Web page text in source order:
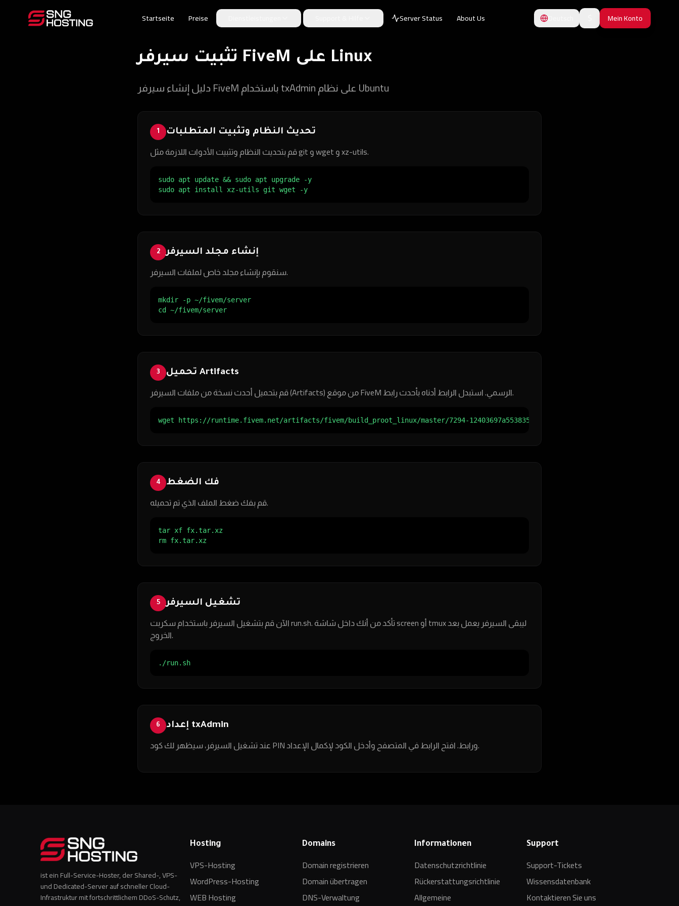
Startseite Preise Server Status About Us Mein Konto
تثبيت سيرفر FiveM على Linux
دليل إنشاء سيرفر FiveM باستخدام txAdmin على نظام Ubuntu
1 تحديث النظام وتثبيت المتطلبات
قم بتحديث النظام وتثبيت الأدوات اللازمة مثل git و wget و xz-utils.
sudo apt update && sudo apt upgrade -y
sudo apt install xz-utils git wget -y
2 إنشاء مجلد السيرفر
سنقوم بإنشاء مجلد خاص لملفات السيرفر.
mkdir -p ~/fivem/server
cd ~/fivem/server
3 تحميل Artifacts
قم بتحميل أحدث نسخة من ملفات السيرفر (Artifacts) من موقع FiveM الرسمي. استبدل الرابط أدناه بأحدث رابط.
wget https://runtime.fivem.net/artifacts/fivem/build_proot_linux/master/7294-12403697a5538356943806026823528828352328/fx.tar.xz
4 فك الضغط
قم بفك ضغط الملف الذي تم تحميله.
tar xf fx.tar.xz
rm fx.tar.xz
5 تشغيل السيرفر
الآن قم بتشغيل السيرفر باستخدام سكربت run.sh. تأكد من أنك داخل شاشة screen أو tmux ليبقى السيرفر يعمل بعد
الخروج.
./run.sh
6 إعداد txAdmin
عند تشغيل السيرفر، سيظهر لك كود PIN ورابط. افتح الرابط في المتصفح وأدخل الكود لإكمال الإعداد.
ist ein Full-Service-Hoster, der Shared-, VPS-
und Dedicated-Server auf schneller Cloud-
Infrastruktur mit fortschrittlichem DDoS-Schutz,
Hosting
VPS-Hosting
WordPress-Hosting
WEB Hosting
Domains
Domain registrieren
Domain übertragen
DNS-Verwaltung
Informationen
Datenschutzrichtlinie
Rückerstattungsrichtlinie
Allgemeine
Support
Support-Tickets
Wissensdatenbank
Kontaktieren Sie uns